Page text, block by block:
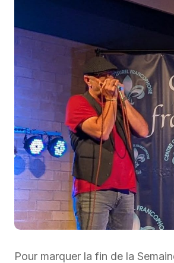
Pour marquer la fin de la